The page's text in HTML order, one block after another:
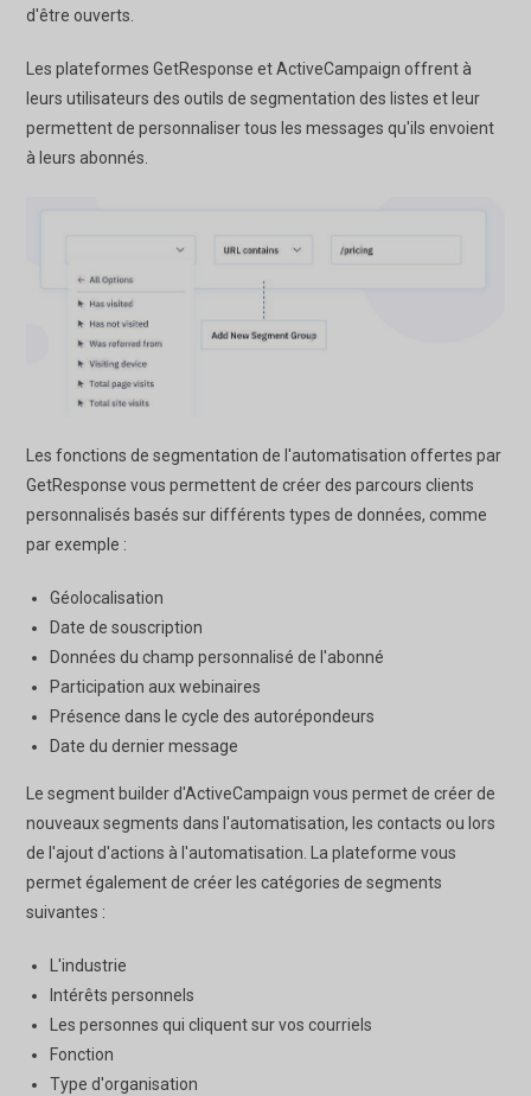
d'être ouverts.
Les plateformes GetResponse et ActiveCampaign offrent à
leurs utilisateurs des outils de segmentation des listes et leur
permettent de personnaliser tous les messages qu'ils envoient
à leurs abonnés.
Les fonctions de segmentation de l'automatisation offertes par
GetResponse vous permettent de créer des parcours clients
personnalisés basés sur différents types de données, comme
par exemple :
Géolocalisation
Date de souscription
Données du champ personnalisé de l'abonné
Participation aux webinaires
Présence dans le cycle des autorépondeurs
Date du dernier message
Le segment builder d'ActiveCampaign vous permet de créer de
nouveaux segments dans l'automatisation, les contacts ou lors
de l'ajout d'actions à l'automatisation. La plateforme vous
permet également de créer les catégories de segments
suivantes :
L'industrie
Intérêts personnels
Les personnes qui cliquent sur vos courriels
Fonction
Type d'organisation